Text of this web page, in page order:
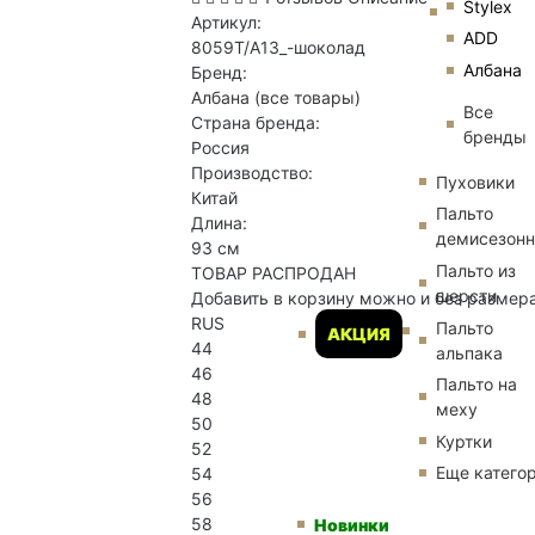
Stylex
ADD
Албана
Все
бренды
АКЦИЯ
Пуховики
Пальто
Пальто из
шерсти
Пальто
альпака
Пальто на
меху
Куртки
Еще
Новинки
Артикул:
8059T/А13_-шоколад
Бренд:
Албана (все товары)
Страна бренда:
Россия
Производство:
Китай
Длина:
93 см
ТОВАР РАСПРОДАН
Добавить в корзину можно и без
RUS
44
46
48
50
52
54
56
58